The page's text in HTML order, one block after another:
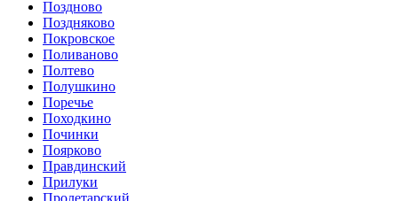
Поздново
Поздняково
Покровское
Поливаново
Полтево
Полушкино
Поречье
Походкино
Починки
Поярково
Правдинский
Прилуки